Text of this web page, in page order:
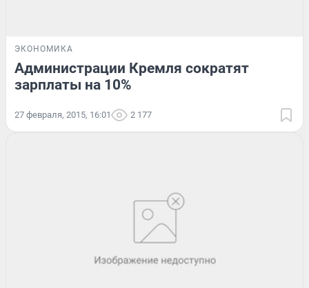
ЭКОНОМИКА
Администрации Кремля сократят
зарплаты на 10%
27 февраля, 2015, 16:01 2 177